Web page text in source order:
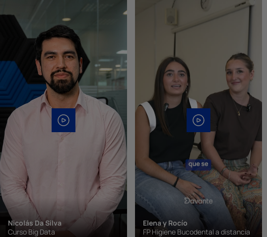
Nicolás Da Silva
Curso Big Data
Elena y Rocío
FP Higiene Bucodental a distancia